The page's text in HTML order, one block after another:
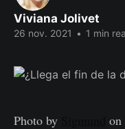
Viviana Jolivet
26 nov. 2021 • 1 min
Photo by on